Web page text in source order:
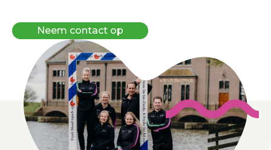
Neem contact op